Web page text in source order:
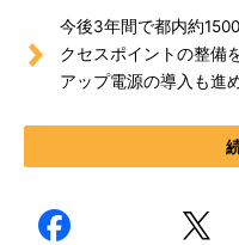
今後3年間で都内約
クセスポイントの整備
アップ電源の導入も進